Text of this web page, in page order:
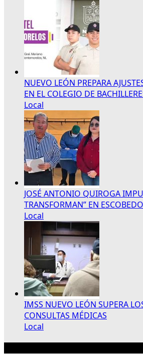
NUEVO LEÓN PREPARA
EN EL COLEGIO DE
Local
JOSÉ ANTONIO QUIROGA
TRANSFORMAN” EN ESCOBEDO
Local
IMSS NUEVO LEÓN SUPERA
CONSULTAS MÉDICAS
Local